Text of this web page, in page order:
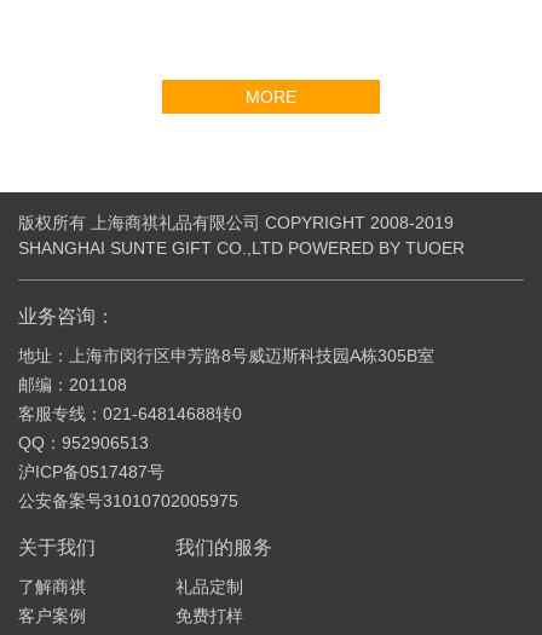
MORE
版权所有 上海商祺礼品有限公司 COPYRIGHT 2008-2019
SHANGHAI SUNTE GIFT CO.,LTD POWERED BY TUOER
业务咨询：
地址：上海市闵行区申芳路8号威迈斯科技园A栋305B室
邮编：201108
客服专线：021-64814688转0
QQ：952906513
沪ICP备0517487号
公安备案号31010702005975
关于我们
了解商祺
客户案例
我们的服务
礼品定制
免费打样